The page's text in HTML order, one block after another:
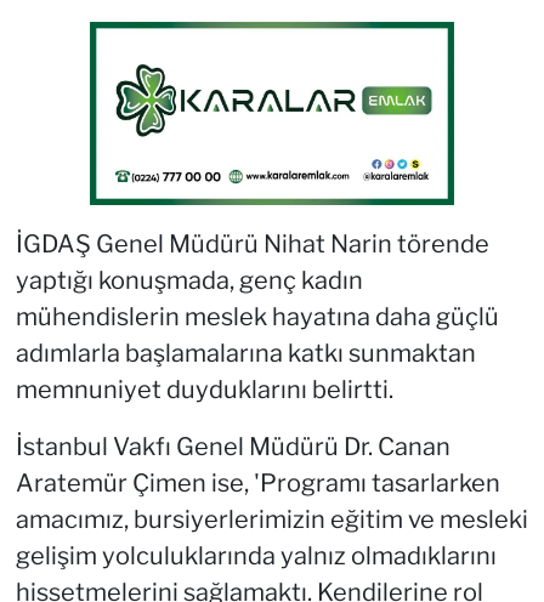
İGDAŞ Genel Müdürü Nihat Narin törende
yaptığı konuşmada, genç kadın
mühendislerin meslek hayatına daha güçlü
adımlarla başlamalarına katkı sunmaktan
memnuniyet duyduklarını belirtti.
İstanbul Vakfı Genel Müdürü Dr. Canan
Aratemür Çimen ise, 'Programı tasarlarken
amacımız, bursiyerlerimizin eğitim ve mesleki
gelişim yolculuklarında yalnız olmadıklarını
hissetmelerini sağlamaktı. Kendilerine rol